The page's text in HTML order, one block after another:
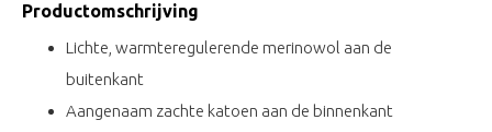
Productomschrijving
Lichte, warmteregulerende merinowol aan de
buitenkant
Aangenaam zachte katoen aan de binnenkant